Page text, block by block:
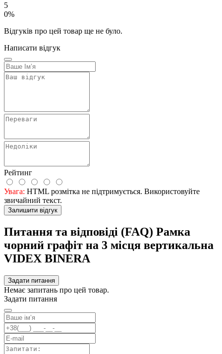
5
0%
Відгуків про цей товар ще не було.
Написати відгук
Рейтинг
Увага: HTML розмітка не підтримується. Використовуйте
звичайний текст.
Залишити відгук
Питання та відповіді (FAQ) Рамка
чорний графіт на 3 місця вертикальна
VIDEX BINERA
Задати питання
Немає запитань про цей товар.
Задати питання